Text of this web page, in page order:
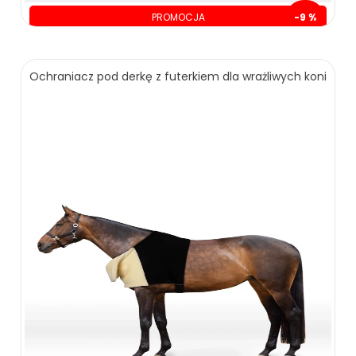
ZOBACZ WIĘCEJ
PROMOCJA -9 %
319.00 zł 349.00 zł
Ochraniacz pod derkę z futerkiem dla wrażliwych koni